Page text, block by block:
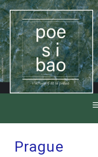
Aller
au
contenu
Prague